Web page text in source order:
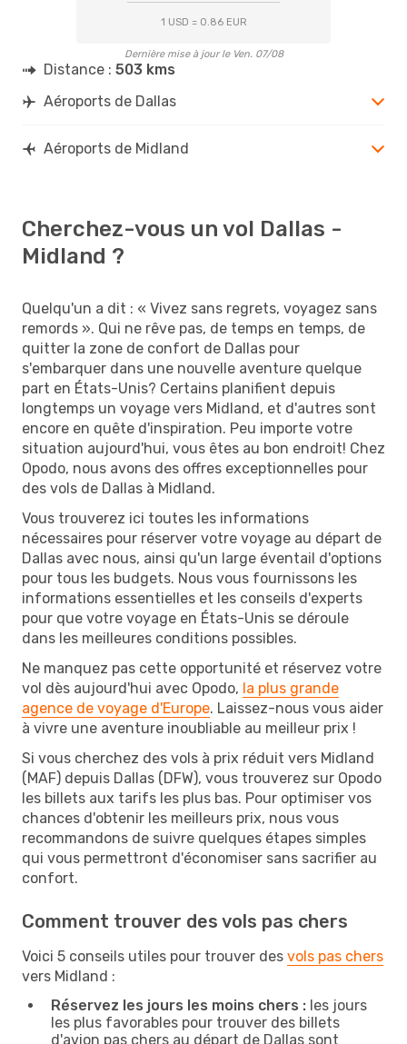
1 USD = 0.86 EUR
Dernière mise à jour le Ven. 07/08
Distance : 503 kms
Aéroports de Dallas
Aéroports de Midland
Cherchez-vous un vol Dallas -
Midland ?
Quelqu'un a dit : « Vivez sans regrets, voyagez sans
remords ». Qui ne rêve pas, de temps en temps, de
quitter la zone de confort de Dallas pour
s'embarquer dans une nouvelle aventure quelque
part en États-Unis? Certains planifient depuis
longtemps un voyage vers Midland, et d'autres sont
encore en quête d'inspiration. Peu importe votre
situation aujourd'hui, vous êtes au bon endroit! Chez
Opodo, nous avons des offres exceptionnelles pour
des vols de Dallas à Midland.
Vous trouverez ici toutes les informations
nécessaires pour réserver votre voyage au départ de
Dallas avec nous, ainsi qu'un large éventail d'options
pour tous les budgets. Nous vous fournissons les
informations essentielles et les conseils d'experts
pour que votre voyage en États-Unis se déroule
dans les meilleures conditions possibles.
Ne manquez pas cette opportunité et réservez votre
vol dès aujourd'hui avec Opodo, la plus grande
agence de voyage d'Europe. Laissez-nous vous aider
à vivre une aventure inoubliable au meilleur prix !
Si vous cherchez des vols à prix réduit vers Midland
(MAF) depuis Dallas (DFW), vous trouverez sur Opodo
les billets aux tarifs les plus bas. Pour optimiser vos
chances d'obtenir les meilleurs prix, nous vous
recommandons de suivre quelques étapes simples
qui vous permettront d'économiser sans sacrifier au
confort.
Comment trouver des vols pas chers
Voici 5 conseils utiles pour trouver des vols pas chers
vers Midland :
Réservez les jours les moins chers : les jours
les plus favorables pour trouver des billets
d'avion pas chers au départ de Dallas sont